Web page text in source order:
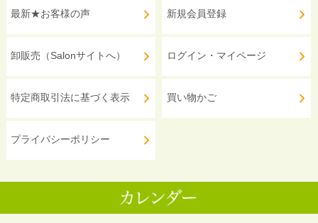
最新★お客様の声
卸販売（Salonサイトへ）
特定商取引法に基づく表示
プライバシーポリシー
新規会員登録
ログイン・マイページ
買い物かご